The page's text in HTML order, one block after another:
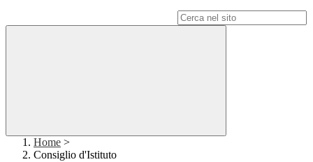
Home >
Consiglio d'Istituto